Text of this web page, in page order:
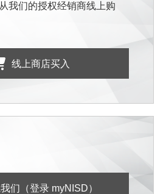
我们的授权经销商线上购
线上商店买入
们（登录 myNISD）